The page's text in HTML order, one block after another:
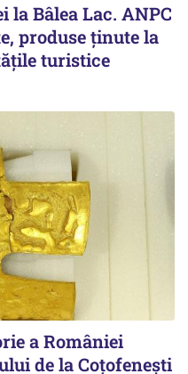
la Bâlea Lac. ANPC
produse ținute la
turistice
a României
de la Coțofenești